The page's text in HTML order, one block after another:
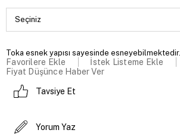
Toka esnek yapısı sayesinde esneyebilmektedir.
Favorilere Ekle
İstek Listeme Ekle
Fiyat Düşünce Haber Ver
Tavsiye Et
Yorum Yaz